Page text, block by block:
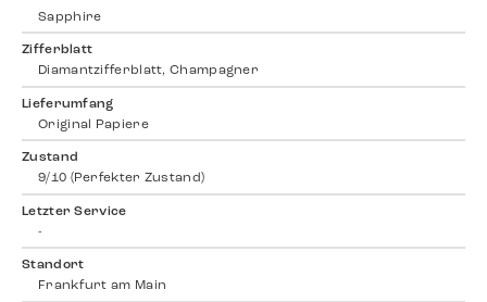
Sapphire
Zifferblatt
Diamantzifferblatt, Champagner
Lieferumfang
Original Papiere
Zustand
9/10 (Perfekter Zustand)
Letzter Service
-
Standort
Frankfurt am Main